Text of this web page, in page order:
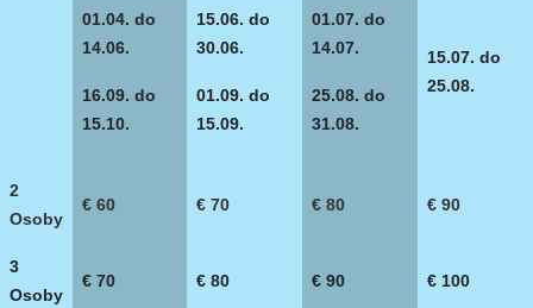
01.04. do
14.06.
16.09. do
15.10.
15.06. do
30.06.
01.09. do
15.09.
01.07. do
14.07.
25.08. do
31.08.
15.07. do
25.08.
2
Osoby
€ 60 € 70 € 80 € 90
3
Osoby
€ 70 € 80 € 90 € 100